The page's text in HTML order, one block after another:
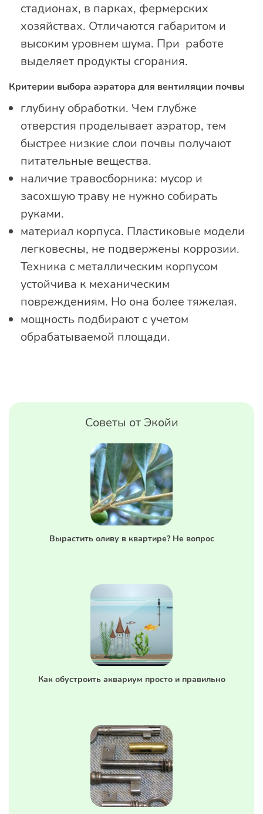
стадионах, в парках, фермерских
хозяйствах. Отличаются габаритом и
высоким уровнем шума. При работе
выделяет продукты сгорания.
Критерии выбора аэратора для вентиляции почвы
глубину обработки. Чем глубже
отверстия проделывает аэратор, тем
быстрее низкие слои почвы получают
питательные вещества.
наличие травосборника: мусор и
засохшую траву не нужно собирать
руками.
материал корпуса. Пластиковые модели
легковесны, не подвержены коррозии.
Техника с металлическим корпусом
устойчива к механическим
повреждениям. Но она более тяжелая.
мощность подбирают с учетом
обрабатываемой площади.
Советы от Экойи
Вырастить оливу в квартире? Не вопрос
Как обустроить аквариум просто и правильно